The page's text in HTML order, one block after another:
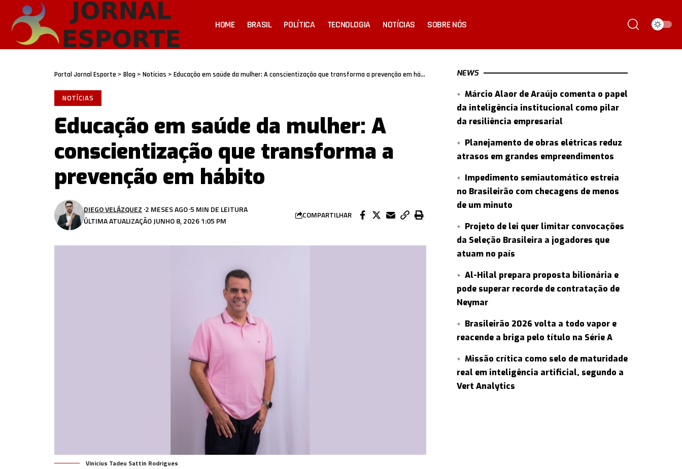
HOME BRASIL POLÍTICA TECNOLOGIA NOTÍCIAS SOBRE NÓS
Portal Jornal Esporte > Blog > Notícias > Educação em saúde da mulher: A conscientização que transforma a prevenção em hábito
NOTÍCIAS
Educação em saúde da mulher: A
conscientização que transforma a
prevenção em hábito
ÚLTIMA ATUALIZAÇÃO JUNHO 8, 2026 1:05 PM
DIEGO VELÁZQUEZ 2 MESES AGO 5 MIN DE LEITURA
COMPARTILHAR
Vinicius Tadeu Sattin Rodrigues
NEWS
Márcio Alaor de Araújo comenta o papel
da inteligência institucional como pilar
da resiliência empresarial
Planejamento de obras elétricas reduz
atrasos em grandes empreendimentos
Impedimento semiautomático estreia
no Brasileirão com checagens de menos
de um minuto
Projeto de lei quer limitar convocações
da Seleção Brasileira a jogadores que
atuam no país
Al-Hilal prepara proposta bilionária e
pode superar recorde de contratação de
Neymar
Brasileirão 2026 volta a todo vapor e
reacende a briga pelo título na Série A
Missão crítica como selo de maturidade
real em inteligência artificial, segundo a
Vert Analytics